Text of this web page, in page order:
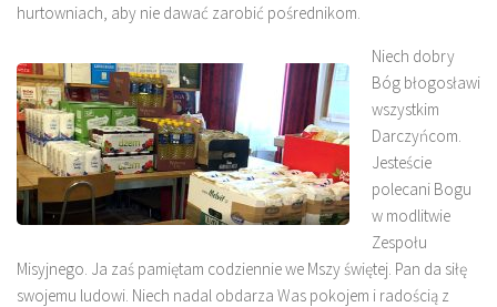
hurtowniach, aby nie dawać zarobić pośrednikom.
Niech dobry
Bóg błogosławi
wszystkim
Darczyńcom.
Jesteście
polecani Bogu
w modlitwie
Zespołu
Misyjnego. Ja zaś pamiętam codziennie we Mszy świętej. Pan da siłę
swojemu ludowi. Niech nadal obdarza Was pokojem i radością z